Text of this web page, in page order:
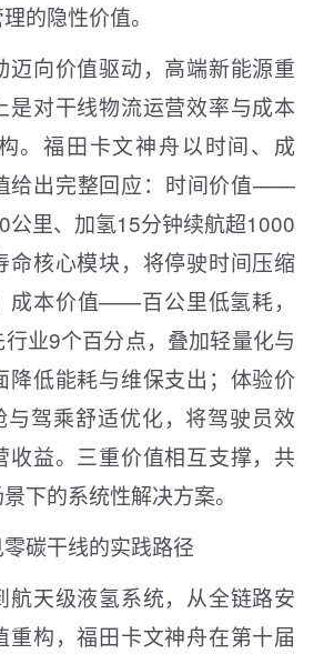
的隐性价值。
迈向价值驱动，高端新能源重
是对干线物流运营效率与成本
。福田卡文神舟以时间、成
给出完整回应：时间价值——
公里、加氢15分钟续航超1000
命核心模块，将停驶时间压缩
成本价值——百公里低氢耗，
业9个百分点，叠加轻量化与
降低能耗与维保支出；体验价
驾乘舒适优化，将驾驶员效
收益。三重价值相互支撑，共
下的系统性解决方案。
碳干线的实践路径
航天级液氢系统，从全链路安
重构，福田卡文神舟在第十届